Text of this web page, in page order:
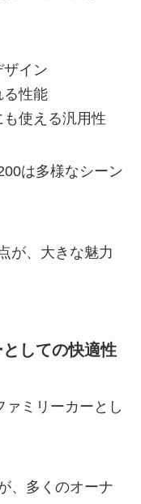
イン
る性能
使える汎用性
は多様なシーン
が、大きな魅力
しての快適性
ァミリーカーとし
、多くのオーナ